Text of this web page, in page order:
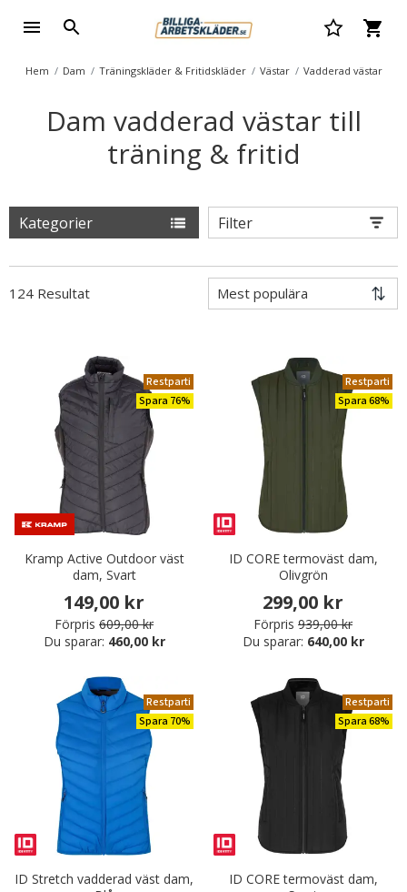
Hem Dam Träningskläder & Fritidskläder Västar Vadderad västar
Dam vadderad västar till
träning & fritid
Kategorier Filter
124 Resultat
Restparti
Spara 76%
Kramp Active Outdoor väst
dam, Svart
149,00 kr
Förpris 609,00 kr
Du sparar: 460,00 kr
Restparti
Spara 68%
ID CORE termoväst dam,
Olivgrön
299,00 kr
Förpris 939,00 kr
Du sparar: 640,00 kr
Restparti
Spara 70%
ID Stretch vadderad väst dam,
Restparti
Spara 68%
ID CORE termoväst dam,